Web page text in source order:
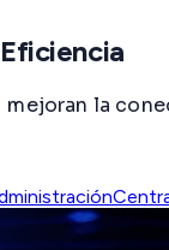
mejoran la